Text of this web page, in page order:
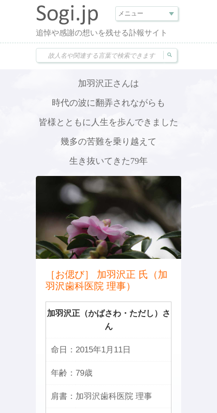
追悼や感謝の想いを残せる訃報サイト
加羽沢正さんは
時代の波に翻弄されながらも
皆様とともに人生を歩んできました
幾多の苦難を乗り越えて
生き抜いてきた79年
［お偲び］ 加羽沢正 氏（加
羽沢歯科医院 理事）
加羽沢正（かばさわ・ただし）さ
ん
命日： 2015年1月11日
年齢： 79歳
肩書： 加羽沢歯科医院 理事